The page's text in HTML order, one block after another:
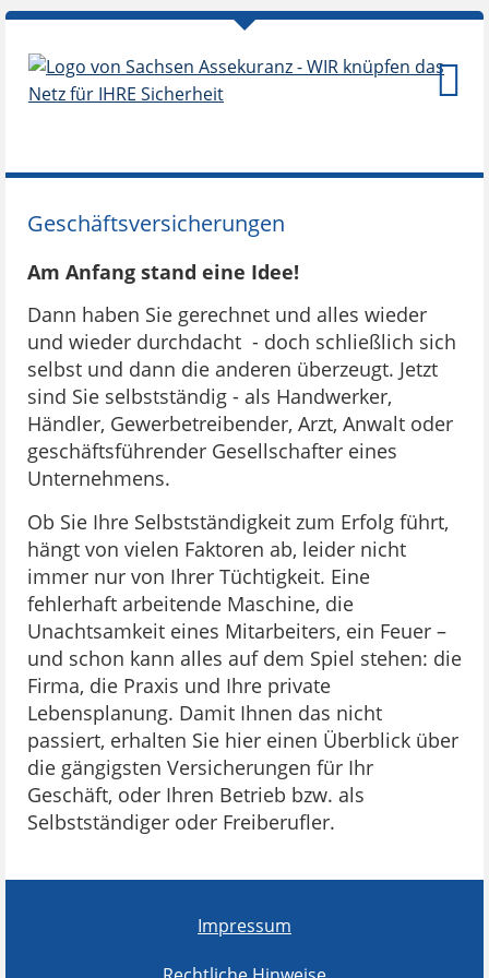
Geschäftsversicherungen
Am Anfang stand eine Idee!
Dann haben Sie gerechnet und alles wieder
und wieder durchdacht - doch schließlich sich
selbst und dann die anderen überzeugt. Jetzt
sind Sie selbstständig - als Handwerker,
Händler, Gewerbetreibender, Arzt, Anwalt oder
geschäftsführender Gesellschafter eines
Unternehmens.
Ob Sie Ihre Selbstständigkeit zum Erfolg führt,
hängt von vielen Faktoren ab, leider nicht
immer nur von Ihrer Tüchtigkeit. Eine
fehlerhaft arbeitende Maschine, die
Unachtsamkeit eines Mitarbeiters, ein Feuer –
und schon kann alles auf dem Spiel stehen: die
Firma, die Praxis und Ihre private
Lebensplanung. Damit Ihnen das nicht
passiert, erhalten Sie hier einen Überblick über
die gängigsten Versicherungen für Ihr
Geschäft, oder Ihren Betrieb bzw. als
Selbstständiger oder Freiberufler.
Impressum